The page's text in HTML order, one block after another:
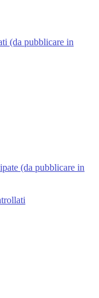
(da pubblicare in
(da pubblicare in